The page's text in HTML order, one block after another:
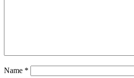
Name *